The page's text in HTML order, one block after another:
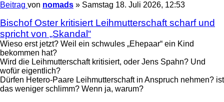
Beitrag von nomads » Samstag 18. Juli 2026, 12:53
Bischof Oster kritisiert Leihmutterschaft scharf und
spricht von „Skandal“
Wieso erst jetzt? Weil ein schwules „Ehepaar“ ein Kind
bekommen hat?
Wird die Leihmutterschaft kritisiert, oder Jens Spahn? Und
wofür eigentlich?
Dürfen Hetero-Paare Leihmutterschaft in Anspruch nehmen? ist
das weniger schlimm? Wenn ja, warum?